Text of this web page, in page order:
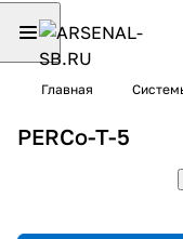
Главная
PERCo-T-5